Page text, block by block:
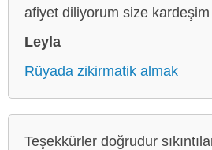
afiyet diliyorum size kardeşim
Leyla
Rüyada zikirmatik almak
Teşekkürler doğrudur